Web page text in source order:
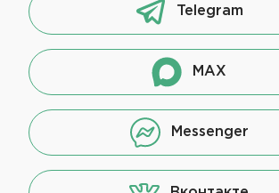
Telegram
MAX
Messenger